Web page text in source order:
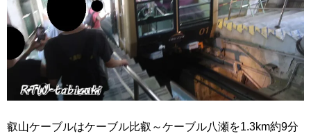
叡山ケーブルはケーブル比叡～ケーブル八瀬を1.3km約9分